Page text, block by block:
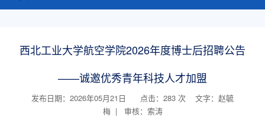
西北工业大学航空学院2026年度博士后招聘公告
——诚邀优秀青年科技人才加盟
发布日期：2026年05月21日 点击： 283 次 文字：赵毓
梅 | 审核：索涛